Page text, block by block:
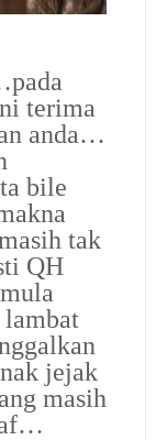
terima
anda…
bile
tak
QH
jejak
masih